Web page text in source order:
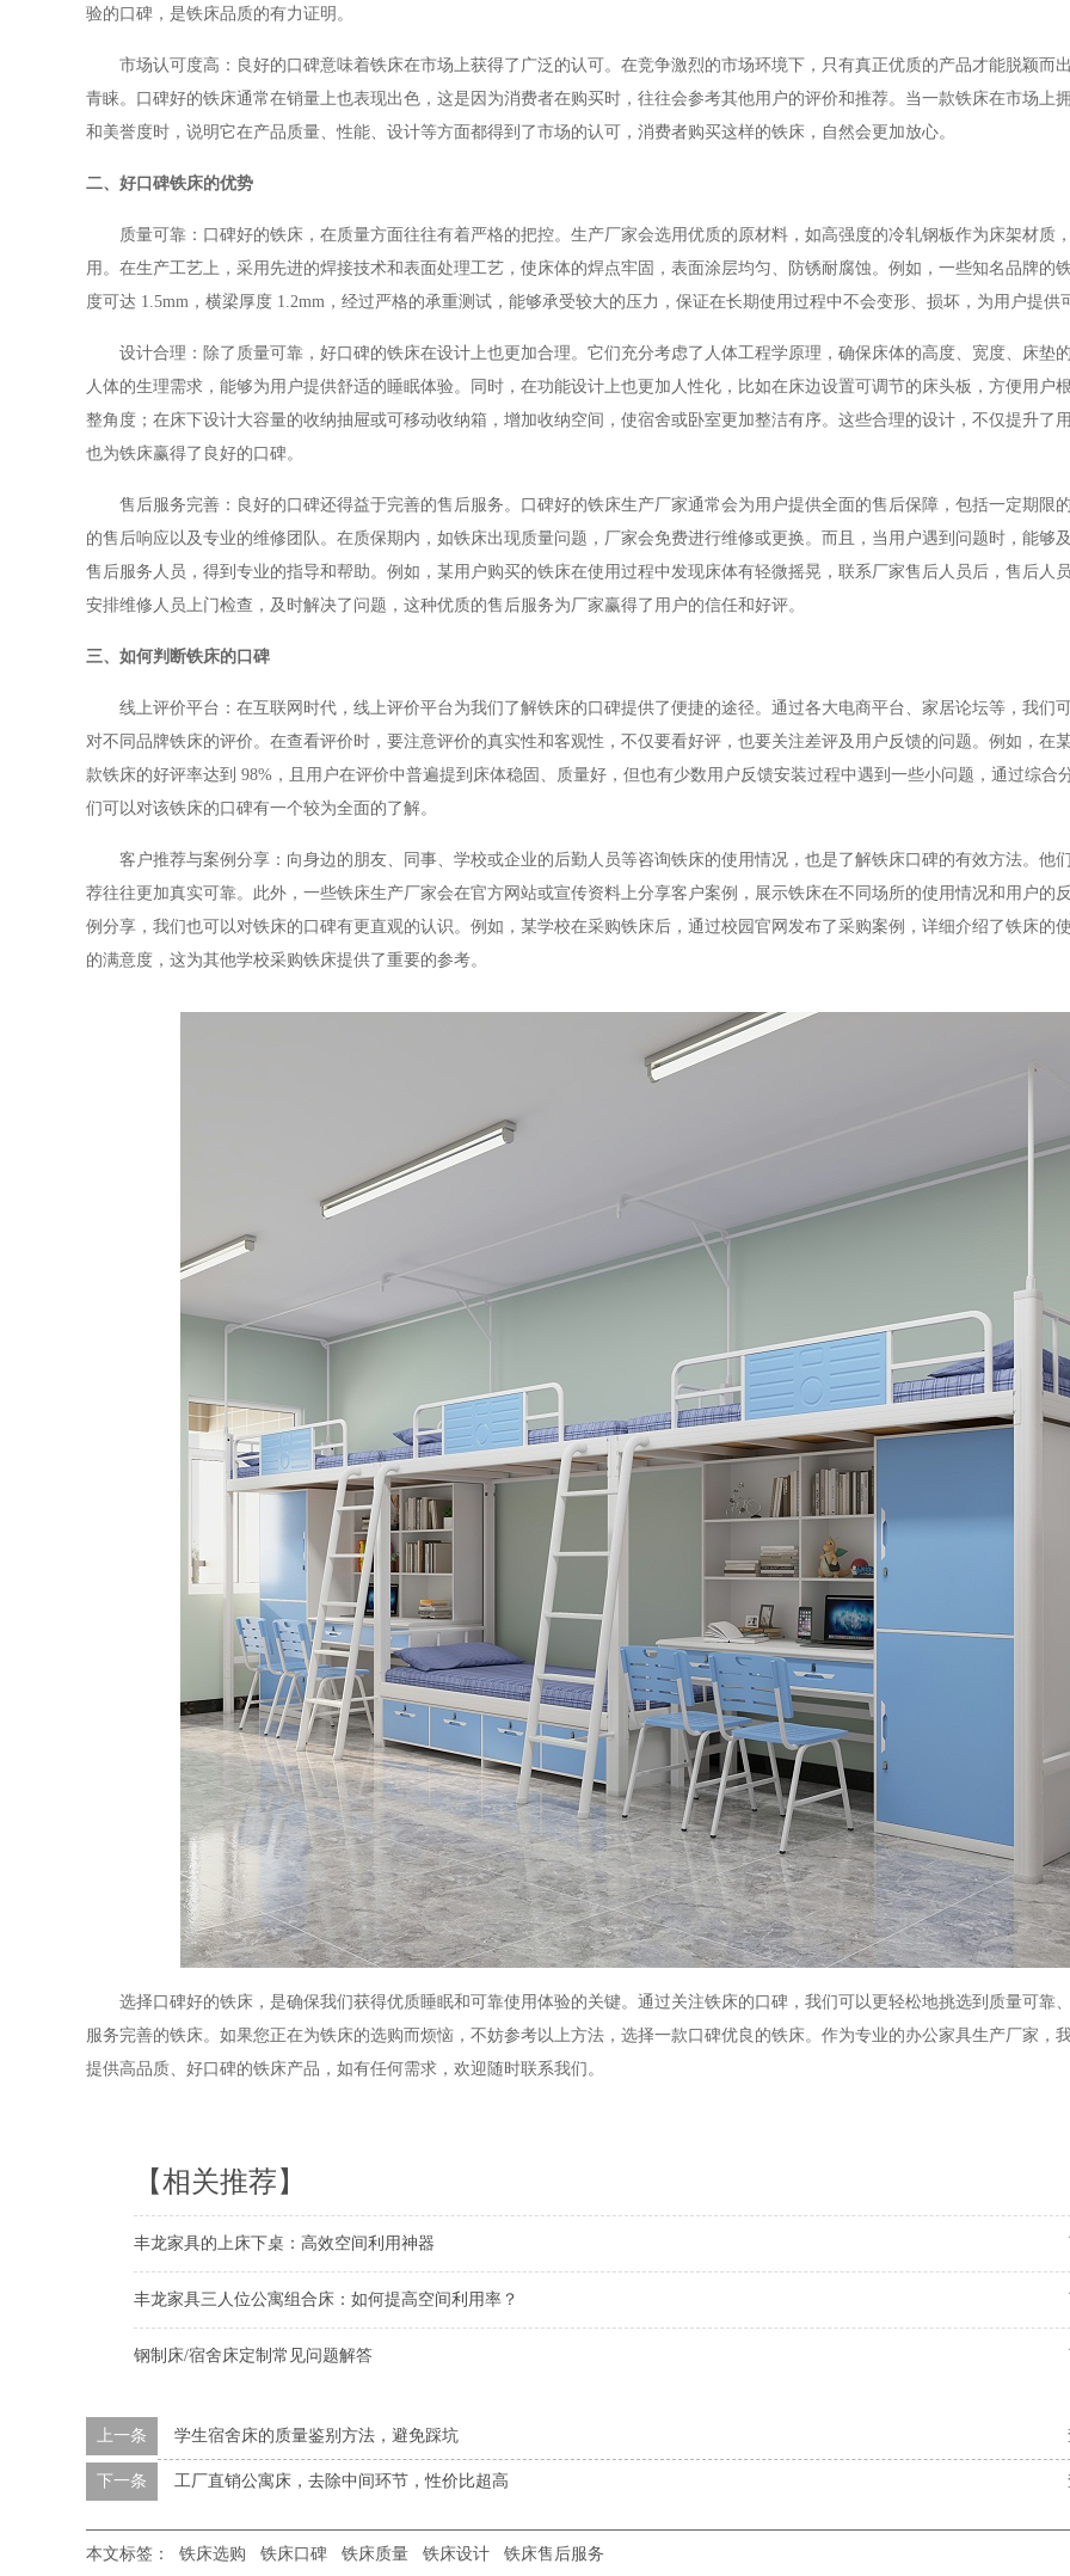
验的口碑，是铁床品质的有力证明。
市场认可度高：良好的口碑意味着铁床在市场上获得了广泛的认可。在竞争激烈的市场环境下，只有真正优质的产品才能脱颖而
青睐。口碑好的铁床通常在销量上也表现出色，这是因为消费者在购买时，往往会参考其他用户的评价和推荐。当一款铁床在市场上
和美誉度时，说明它在产品质量、性能、设计等方面都得到了市场的认可，消费者购买这样的铁床，自然会更加放心。
二、好口碑铁床的优势
质量可靠 ：口碑好的铁床，在质量方面往往有着严格的把控。生产厂家会选用优质的原材料，如高强度的冷轧钢板作为床架材质
用。在生产工艺上，采用先进的焊接技术和表面处理工艺，使床体的焊点牢固，表面涂层均匀、防锈耐腐蚀。例如，一些知名品牌的
度可达 1.5mm，横梁厚度 1.2mm，经过严格的承重测试，能够承受较大的压力，保证在长期使用过程中不会变形、损坏，为用户提供
设计合理：除了质量可靠，好口碑的铁床在设计上也更加合理。它们充分考虑了人体工程学原理，确保床体的高度、宽度、床垫
人体的生理需求，能够为用户提供舒适的睡眠体验。同时，在功能设计上也更加人性化，比如在床边设置可调节的床头板，方便用户
整角度；在床下设计大容量的收纳抽屉或可移动收纳箱，增加收纳空间，使宿舍或卧室更加整洁有序。这些合理的设计，不仅提升了
也为铁床赢得了良好的口碑。
售后服务完善 ：良好的口碑还得益于完善的售后服务。口碑好的铁床生产厂家通常会为用户提供全面的售后保障，包括一定期限
的售后响应以及专业的维修团队。在质保期内，如铁床出现质量问题，厂家会免费进行维修或更换。而且，当用户遇到问题时，能够
售后服务人员，得到专业的指导和帮助。例如，某用户购买的铁床在使用过程中发现床体有轻微摇晃，联系厂家售后人员后，售后人
安排维修人员上门检查，及时解决了问题，这种优质的售后服务为厂家赢得了用户的信任和好评。
三、如何判断铁床的口碑
线上评价平台 ：在互联网时代，线上评价平台为我们了解铁床的口碑提供了便捷的途径。通过各大电商平台、家居论坛等，我们
对不同品牌铁床的评价。在查看评价时，要注意评价的真实性和客观性，不仅要看好评，也要关注差评及用户反馈的问题。例如，在
款铁床的好评率达到 98%，且用户在评价中普遍提到床体稳固、质量好，但也有少数用户反馈安装过程中遇到一些小问题，通过综合
们可以对该铁床的口碑有一个较为全面的了解。
客户推荐与案例分享：向身边的朋友、同事、学校或企业的后勤人员等咨询铁床的使用情况，也是了解铁床口碑的有效方法。他
荐往往更加真实可靠。此外，一些铁床生产厂家会在官方网站或宣传资料上分享客户案例，展示铁床在不同场所的使用情况和用户的
例分享，我们也可以对铁床的口碑有更直观的认识。例如，某学校在采购铁床后，通过校园官网发布了采购案例，详细介绍了铁床的
的满意度，这为其他学校采购铁床提供了重要的参考。
选择口碑好的铁床，是确保我们获得优质睡眠和可靠使用体验的关键。通过关注铁床的口碑，我们可以更轻松地挑选到质量可靠
服务完善的铁床。如果您正在为铁床的选购而烦恼，不妨参考以上方法，选择一款口碑优良的铁床。作为专业的办公家具生产厂家，
提供高品质、好口碑的铁床产品，如有任何需求，欢迎随时联系我们。
【相关推荐】
丰龙家具的上床下桌：高效空间利用神器
丰龙家具三人位公寓组合床：如何提高空间利用率？
钢制床/宿舍床定制常见问题解答
上一条 学生宿舍床的质量鉴别方法，避免踩坑
下一条 工厂直销公寓床，去除中间环节，性价比超高
本文标签： 铁床选购 铁床口碑 铁床质量 铁床设计 铁床售后服务